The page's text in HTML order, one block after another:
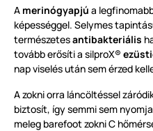
A merinógyapjú a
képességgel. Selymes
természetesantibakteriális
tovább erősíti a silproX®
nap viselés után sem érzed
A zokni orra láncöltéssel
biztosít, így semmi sem
meleg barefoot zokni C